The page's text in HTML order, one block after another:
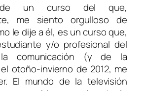
un curso del que,
me siento orgulloso de
le dije a él, es un curso que,
y/o profesional del
comunicación (y de la
otoño-invierno de 2012, me
El mundo de la televisión